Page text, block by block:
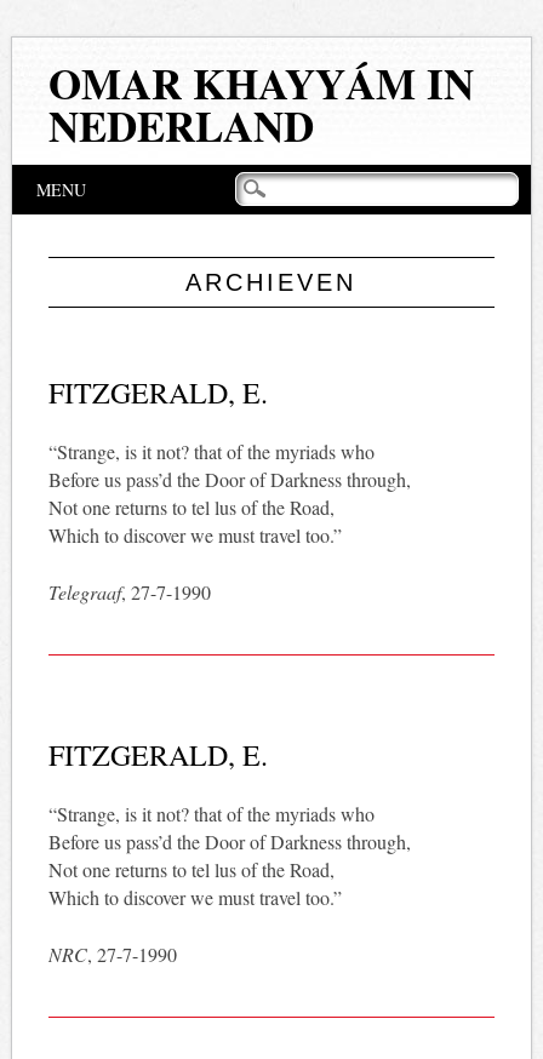
OMAR KHAYYÁM IN
NEDERLAND
Hoofdmenu
springen
MENU
ARCHIEVEN
FITZGERALD, E.
“Strange, is it not? that of the myriads who
Before us pass’d the Door of Darkness through,
Not one returns to tel lus of the Road,
Which to discover we must travel too.”
Telegraaf, 27-7-1990
FITZGERALD, E.
“Strange, is it not? that of the myriads who
Before us pass’d the Door of Darkness through,
Not one returns to tel lus of the Road,
Which to discover we must travel too.”
NRC, 27-7-1990